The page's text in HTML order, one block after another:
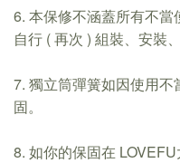
6. 本保修不涵蓋所有不
自行 ( 再次 ) 組裝、安裝
7. 獨立筒彈簧如因使用
固。
8. 如你的保固在